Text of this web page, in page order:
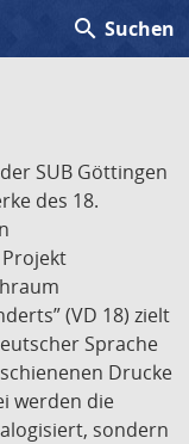
search Suchen
SUB Göttingen
des 18.
(VD 18) zielt
Sprache
Drucke
werden die
sondern